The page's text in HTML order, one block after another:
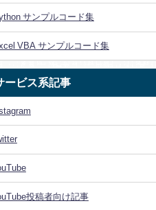
サンプルコード集
VBA サンプルコード集
ービス系記事
投稿者向け記事